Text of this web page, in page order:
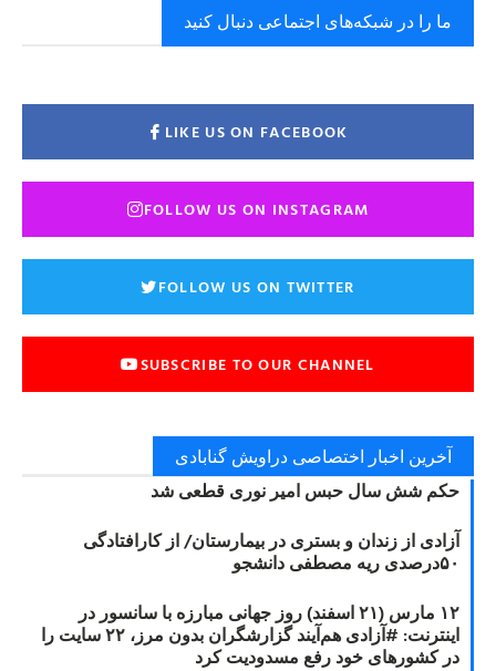
ما را در شبکه‌های اجتماعی دنبال کنید
LIKE US ON FACEBOOK
FOLLOW US ON INSTAGRAM
FOLLOW US ON TWITTER
SUBSCRIBE TO OUR CHANNEL
آخرین اخبار اختصاصی دراویش گنابادی
حکم شش سال حبس امیر نوری قطعی شد
آزادی از زندان و بستری در بیمارستان/ از کارافتادگی
۵۰درصدی ریه مصطفی دانشجو
۱۲ مارس (۲۱ اسفند) روز جهانی مبارزه با سانسور در
اینترنت: #آزادی هم‌آیند گزارشگران‌ بدون مرز، ۲۲ سایت را
در کشورهای خود رفع مسدودیت کرد